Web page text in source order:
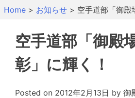
SkipHome > お知らせ > 空手道部「御殿
空手道部「御殿
彰」に輝く！
Posted on 2012年2月13日 by 御